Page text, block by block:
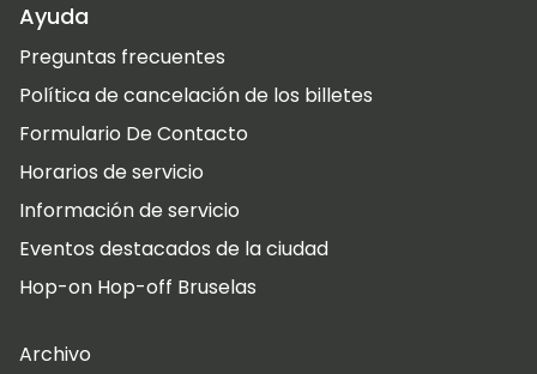
Ayuda
Preguntas frecuentes
Política de cancelación de los billetes
Formulario De Contacto
Horarios de servicio
Información de servicio
Eventos destacados de la ciudad
Hop-on Hop-off Bruselas
Archivo